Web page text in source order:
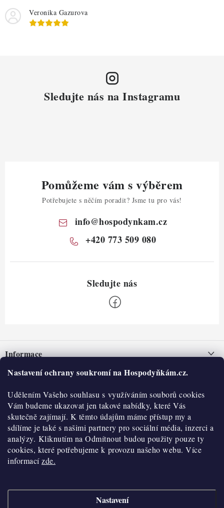
Nastavení ochrany soukromí na Hospodyňkám.cz.
Udělením Vašeho souhlasu s využíváním souborů cookies
Vám budeme ukazovat jen takové nabídky, které Vás
skutečně zajímají. K těmto údajům máme přístup my a
sdílíme je také s našimi partnery pro sociální média, inzerci a
analýzy. Kliknutím na Odmítnout budou použity pouze ty
cookies, které potřebujeme k provozu našeho webu. Více
informacízde.
Nastavení
Veronika Gazurova
Sledujte nás na Instagramu
Pomůžeme vám s výběrem
Potřebujete s něčím poradit? Jsme tu pro vás!
info@hospodynkam.cz
+420 773 509 080
pInformace
Nepřevzetí zásilky na dobírku
Obchodní podmínky
Hodnocení obchodu
Blog
Moje objednávka
O nás
Historie
Kontakty
O nákupu
Reklamace a vratky
Výdejní místa